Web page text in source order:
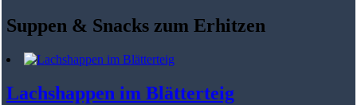
Suppen & Snacks zum Erhitzen
Lachshappen im Blätterteig